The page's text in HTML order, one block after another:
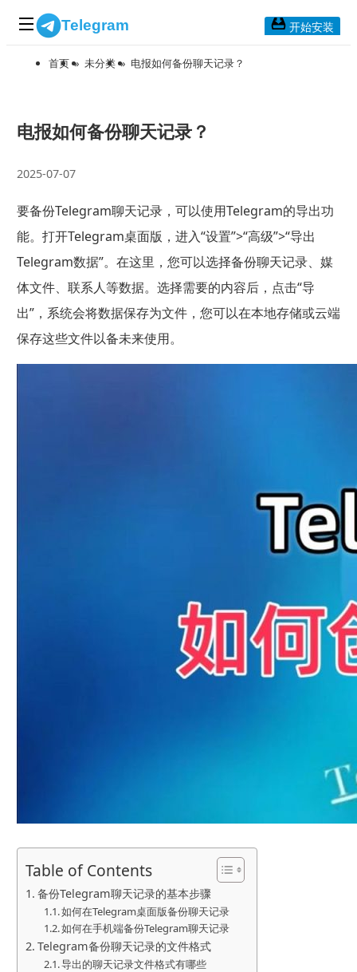
Telegram
应用下载
Telegram Mac版
Telegram安卓版
Telegram Web版
开始安装
首页 » 未分类 » 电报如何备份聊天记录？
电报如何备份聊天记录？
2025-07-07
要备份Telegram聊天记录，可以使用Telegram的导出功
能。打开Telegram桌面版，进入“设置”>“高级”>“导出
Telegram数据”。在这里，您可以选择备份聊天记录、媒
体文件、联系人等数据。选择需要的内容后，点击“导
出”，系统会将数据保存为文件，您可以在本地存储或云端
保存这些文件以备未来使用。
Table of Contents
备份Telegram聊天记录的基本步骤
如何在Telegram桌面版备份聊天记录
如何在手机端备份Telegram聊天记录
Telegram备份聊天记录的文件格式
导出的聊天记录文件格式有哪些